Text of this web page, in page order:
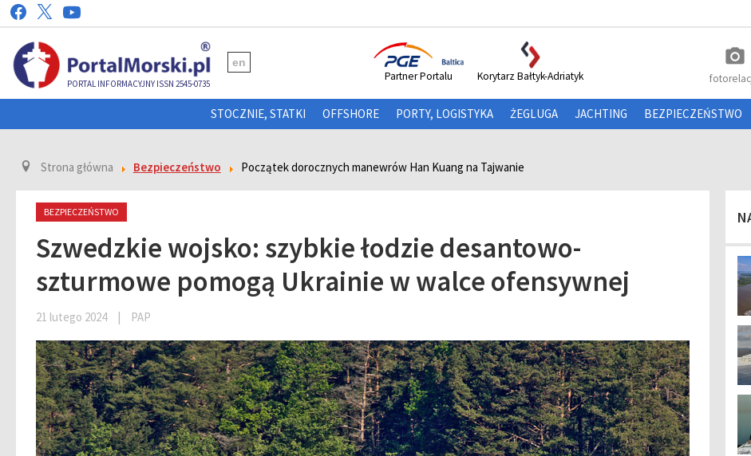
PORTAL INFORMACYJNY ISSN 2545-0735
en photo_camera
Partner Portalu Korytarz Bałtyk-Adriatyk
STOCZNIE, STATKI OFFSHORE PORTY, LOGISTYKA ŻEGLUGA JACHTING BEZPIECZEŃSTWO
Strona główna Bezpieczeństwo Początek dorocznych manewrów Han Kuang na Tajwanie
BEZPIECZEŃSTWO
Szwedzkie wojsko: szybkie łodzie desantowo-
szturmowe pomogą Ukrainie w walce ofensywnej
21 lutego 2024 | PAP